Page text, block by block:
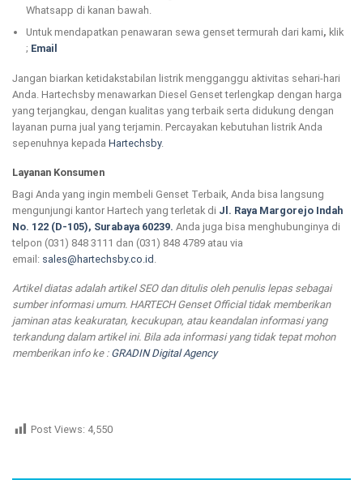
Whatsapp di kanan bawah.
Untuk mendapatkan penawaran sewa genset termurah dari kami, klik
; Email
Jangan biarkan ketidakstabilan listrik mengganggu aktivitas sehari-hari
Anda. Hartechsby menawarkan Diesel Genset terlengkap dengan harga
yang terjangkau, dengan kualitas yang terbaik serta didukung dengan
layanan purna jual yang terjamin. Percayakan kebutuhan listrik Anda
sepenuhnya kepada Hartechsby.
Layanan Konsumen
Bagi Anda yang ingin membeli Genset Terbaik, Anda bisa langsung
mengunjungi kantor Hartech yang terletak di Jl. Raya Margorejo Indah
No. 122 (D-105), Surabaya 60239. Anda juga bisa menghubunginya di
telpon (031) 848 3111 dan (031) 848 4789 atau via
email: sales@hartechsby.co.id
Artikel diatas adalah artikel SEO dan ditulis oleh penulis lepas sebagai
sumber informasi umum. HARTECH Genset Official tidak memberikan
jaminan atas keakuratan, kecukupan, atau keandalan informasi yang
terkandung dalam artikel ini. Bila ada informasi yang tidak tepat mohon
memberikan info ke : GRADIN Digital Agency
Post Views: 4,550